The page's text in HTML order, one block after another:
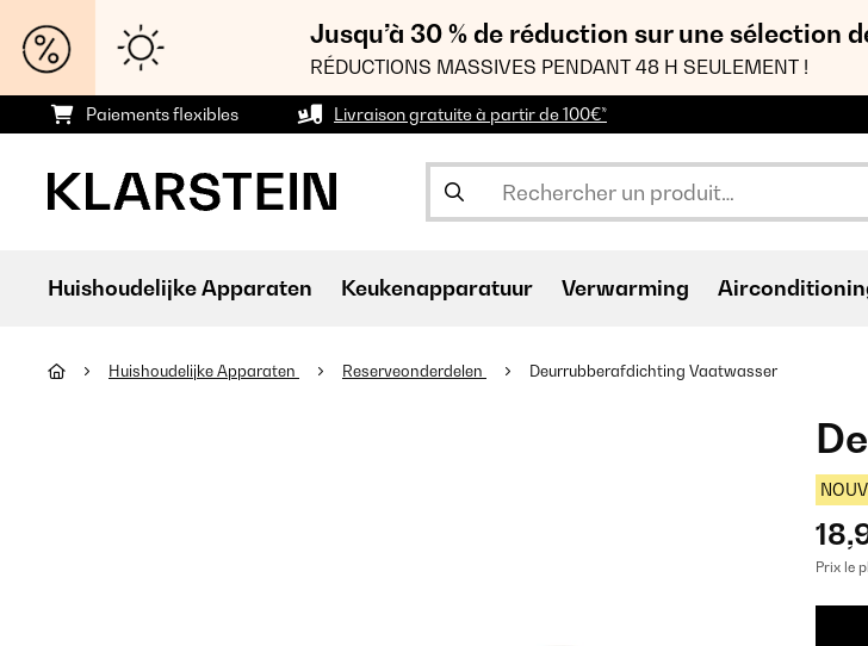
Jusqu’à 30 % de réduction sur une sélection
RÉDUCTIONS MASSIVES PENDANT 48 H SEULEMENT !
Paiements flexibles Livraison gratuite à partir de 100€*
Huishoudelijke Apparaten Keukenapparatuur Verwarming
Huishoudelijke Apparaten Reserveonderdelen Deurrubberafdichting Vaatwasser
Prix le